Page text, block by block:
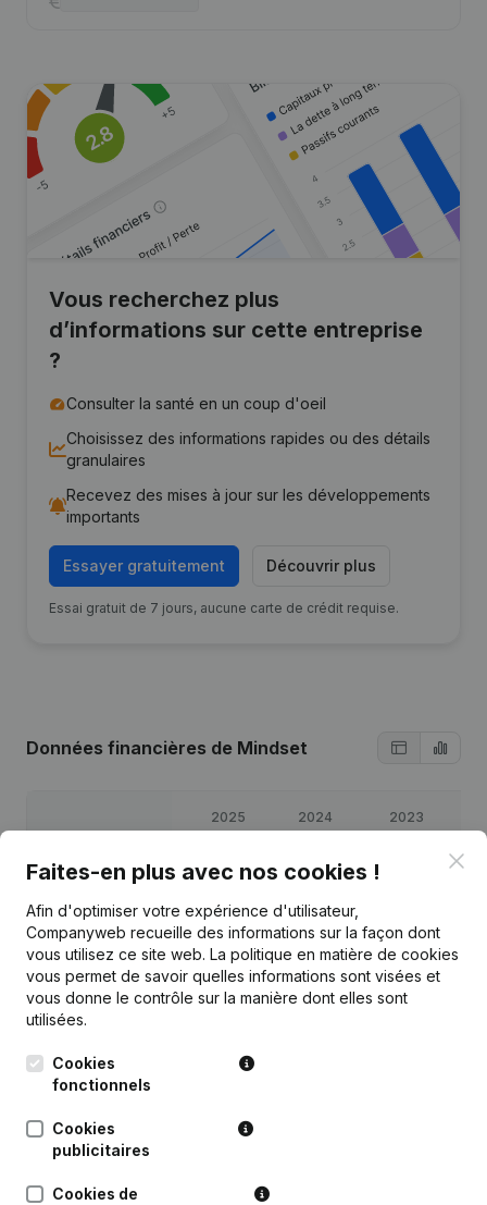
Vous recherchez plus
d’informations sur cette entreprise
?
Consulter la santé en un coup d'oeil
Choisissez des informations rapides ou des détails
granulaires
Recevez des mises à jour sur les développements
importants
Essayer gratuitement Découvrir plus
Essai gratuit de 7 jours, aucune carte de crédit requise.
Données financières de Mindset
2025 2024 2023
Bénéfices/pertes €158 420 € 142 329 € €45
Capitaux propres 513 182 €513 182 € 370 853
Marge brute €87 044 €85 573 €88 234
Faites-en plus avec nos cookies !
Afin d'optimiser votre expérience d'utilisateur,
Companyweb recueille des informations sur la façon dont
vous utilisez ce site web. La politique en matière de cookies
vous permet de savoir quelles informations sont visées et
vous donne le contrôle sur la manière dont elles sont
utilisées.
Cookies
fonctionnels
Cookies
publicitaires
Cookies de